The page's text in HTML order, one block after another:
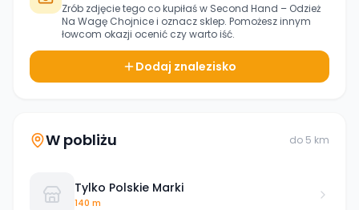
Zrób zdjęcie tego co kupiłaś w Second Hand – Odzież
Na Wagę Chojnicei oznacz sklep. Pomożesz innym
łowcom okazji ocenić czy warto iść.
Dodaj znalezisko
W pobliżu do 5 km
Tylko Polskie Marki
140 m